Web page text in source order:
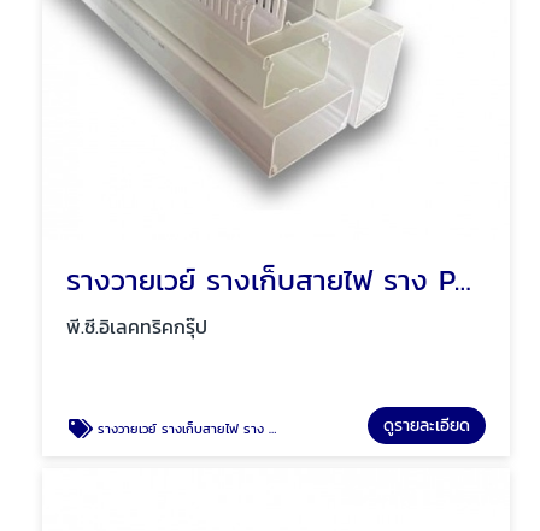
รางวายเวย์ รางเก็บสายไฟ ราง PVC พัทยา ชลบุรี
พี.ซี.อิเลคทริคกรุ๊ป
รางวายเวย์ รางเก็บสายไฟ ราง PVC พัทยา ชลบุรี ดูรายละเอียด